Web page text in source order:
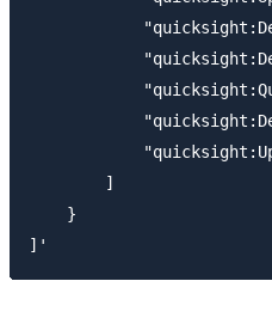
        ]
    }